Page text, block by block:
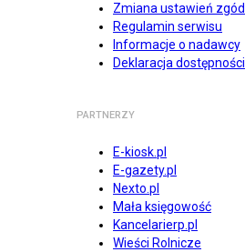
Zmiana ustawień zgód
Regulamin serwisu
Informacje o nadawcy
Deklaracja dostępności
PARTNERZY
E-kiosk.pl
E-gazety.pl
Nexto.pl
Mała księgowość
Kancelarierp.pl
Wieści Rolnicze